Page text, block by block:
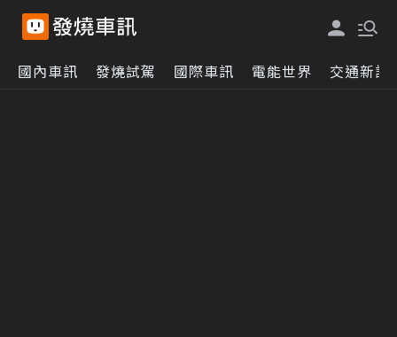
國內車訊 發燒試駕 國際車訊 電能世界 交通新訊